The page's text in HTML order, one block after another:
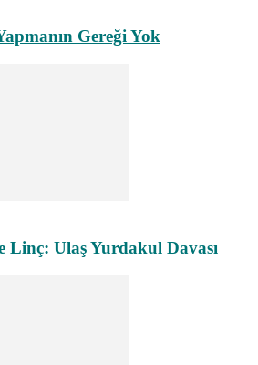
Gereği Yok
Linç: Ulaş Yurdakul Davası